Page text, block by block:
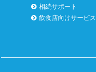
相続サポート
飲食店向けサービス